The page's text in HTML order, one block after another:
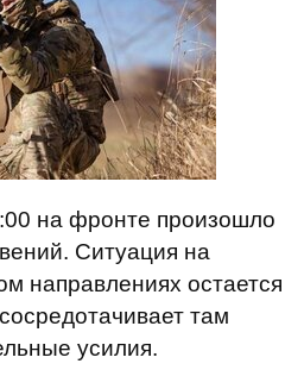
на фронте произошло
Ситуация на
направлениях остается
там
усилия.